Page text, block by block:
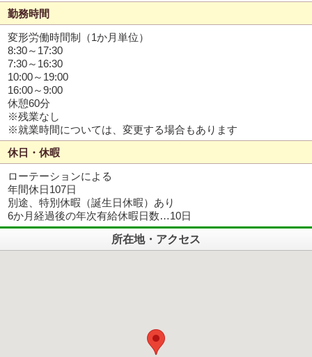
勤務時間
変形労働時間制（1か月単位）
8:30～17:30
7:30～16:30
10:00～19:00
16:00～9:00
休憩60分
※残業なし
※就業時間については、変更する場合もあります
休日・休暇
ローテーションによる
年間休日107日
別途、特別休暇（誕生日休暇）あり
6か月経過後の年次有給休暇日数…10日
所在地・アクセス